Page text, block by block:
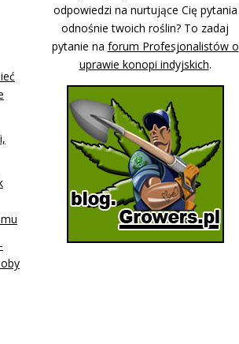
odpowiedzi na nurtujące Cię pytania
odnośnie twoich roślin? To zadaj
pytanie na forum Profesjonalistów o
uprawie konopi indyjskich.